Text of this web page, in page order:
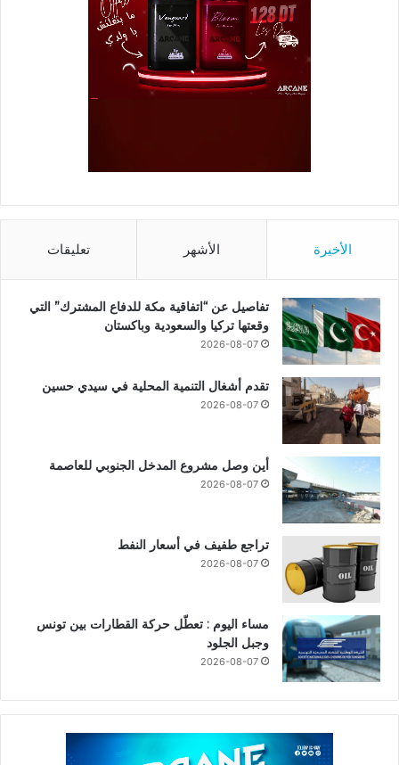
الأخيرة الأشهر تعليقات
تفاصيل عن “اتفاقية مكة للدفاع المشترك” التي
وقعتها تركيا والسعودية وباكستان
2026-08-07
تقدم أشغال التنمية المحلية في سيدي حسين
2026-08-07
أين وصل مشروع المدخل الجنوبي للعاصمة
2026-08-07
تراجع طفيف في أسعار النفط
2026-08-07
مساء اليوم : تعطّل حركة القطارات بين تونس
وجبل الجلود
2026-08-07